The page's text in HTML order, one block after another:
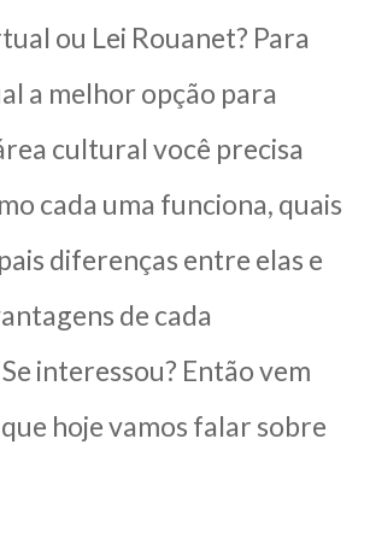
ou Lei Rouanet? Para
a melhor opção para
cultural você precisa
cada uma funciona, quais
diferenças entre elas e
de cada
interessou? Então vem
hoje vamos falar sobre